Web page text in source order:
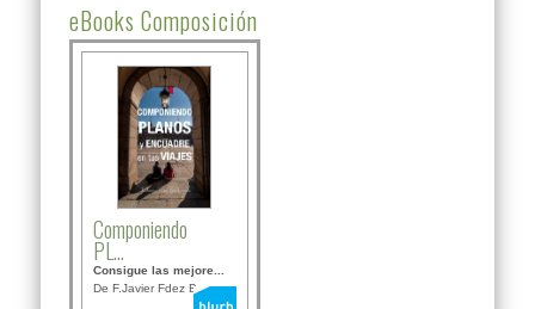
eBooks Composición
Componiendo
PL...
Consigue las mejore...
De F.Javier Fdez Bor...